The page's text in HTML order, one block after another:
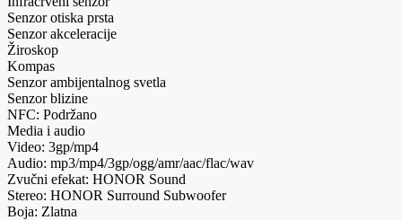
Senzor otiska prsta
Senzor akceleracije
Žiroskop
Kompas
Senzor ambijentalnog svetla
Senzor blizine
NFC: Podržano
Media i audio
Video: 3gp/mp4
Audio: mp3/mp4/3gp/ogg/amr/aac/flac/wav
Zvučni efekat: HONOR Sound
Stereo: HONOR Surround Subwoofer
Boja: Zlatna